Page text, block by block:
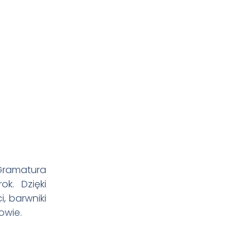
Dzięki
barwniki